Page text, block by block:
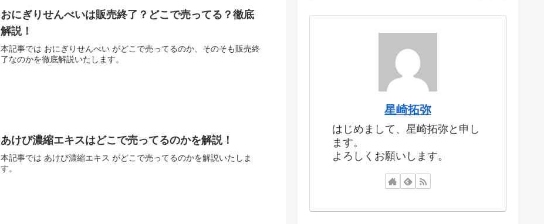
おにぎりせんべいは販売終了？どこで売ってる？徹底
解説！
本記事では おにぎりせんべい がどこで売ってるのか、そのそも販売終
了なのかを徹底解説いたします。
あけび濃縮エキスはどこで売ってるのかを解説！
本記事では あけび濃縮エキス がどこで売ってるのかを解説いたしま
す。
星崎拓弥
はじめまして、星崎拓弥と申し
ます。
よろしくお願いします。